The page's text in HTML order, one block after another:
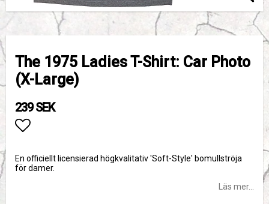
The 1975 Ladies T-Shirt: Car Photo
(X-Large)
239 SEK
En officiellt licensierad högkvalitativ 'Soft-Style' bomullströja
för damer.
Läs mer...